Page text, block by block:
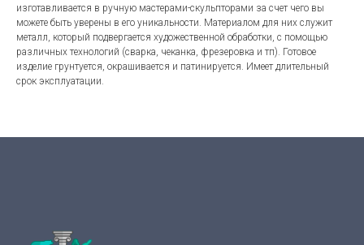
изготавливается в ручную мастерами-скульпторами за счет чего вы
можете быть уверены в его уникальности. Материалом для них служит
металл, который подвергается художественной обработки, с помощью
различных технологий (сварка, чеканка, фрезеровка и тп). Готовое
изделие грунтуется, окрашивается и патинируется. Имеет длительный
срок эксплуатации.